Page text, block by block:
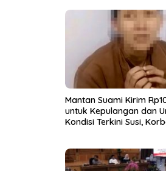
Mantan Suami Kirim
untuk Kepulangan dan
Kondisi Terkini Susi,